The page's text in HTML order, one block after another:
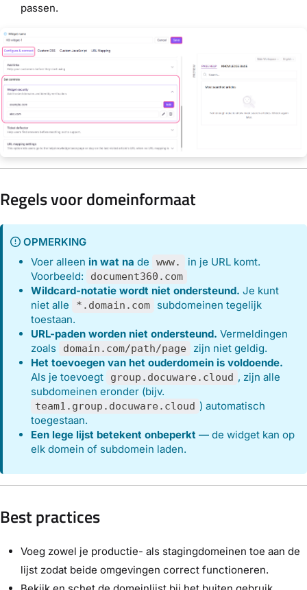
passen.
Regels voor domeinformaat
OPMERKING
Voer alleenin wat na de www.
in je URL komt.
Voorbeeld:
document360.com
Wildcard-notatie wordt niet ondersteund. Je kunt
niet alle
*.domain.com
subdomeinen tegelijk
toestaan.
URL-paden worden niet ondersteund. Vermeldingen
zoals
domain.com/path/page
zijn niet geldig.
Het toevoegen van het ouderdomein is voldoende.
Als je toevoegt
group.docuware.cloud , zijn alle
subdomeinen eronder (bijv.
team1.group.docuware.cloud ) automatisch
toegestaan.
Een lege lijst betekent onbeperkt — de widget kan op
elk domein of subdomein laden.
Best practices
Voeg zowel je productie- als stagingdomeinen toe aan de
lijst zodat beide omgevingen correct functioneren.